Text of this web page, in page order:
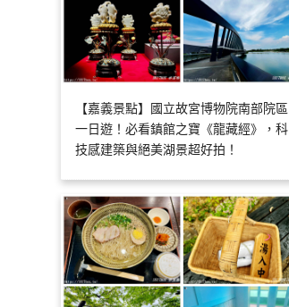
【嘉義景點】國立故宮博物院南部院區
一日遊！必看鎮館之寶《龍藏經》，科
技感建築與絕美湖景超好拍！